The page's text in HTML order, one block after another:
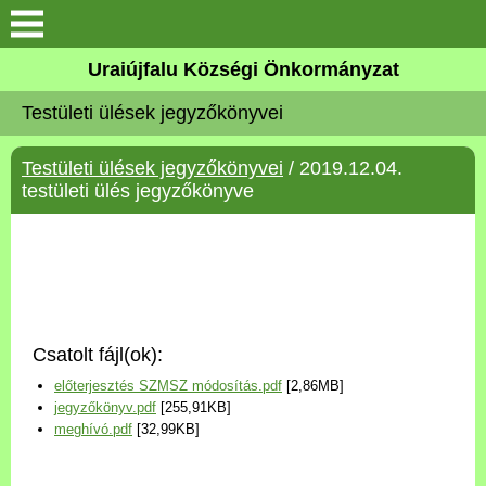
Köszöntő
Elérhetőségek
Uraiújfalu
Választási információk
Versenyképes Járások
Uraiújfalu Községi Önkormányzat
Testületi ülések jegyzőkönyvei
Testületi ülések jegyzőkönyvei / 2019.12.04.
testületi ülés jegyzőkönyve
Csatolt fájl(ok):
előterjesztés SZMSZ módosítás.pdf [2,86MB]
jegyzőkönyv.pdf [255,91KB]
meghívó.pdf [32,99KB]